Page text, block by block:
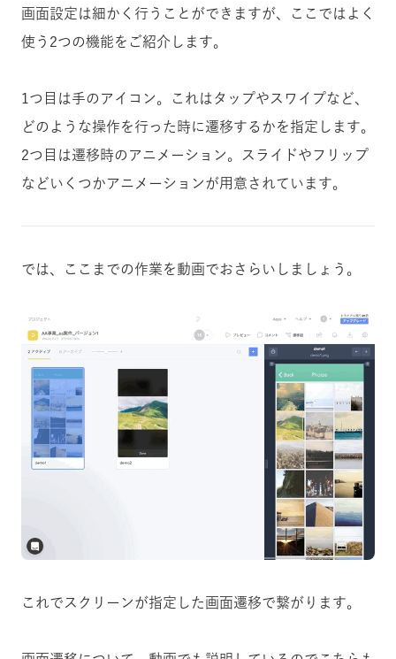
画面設定は細かく行うことができますが、ここではよく
使う2つの機能をご紹介します。
1つ目は手のアイコン。これはタップやスワイプなど、
どのような操作を行った時に遷移するかを指定します。
2つ目は遷移時のアニメーション。スライドやフリップ
などいくつかアニメーションが用意されています。
では、ここまでの作業を動画でおさらいしましょう。
これでスクリーンが指定した画面遷移で繋がります。